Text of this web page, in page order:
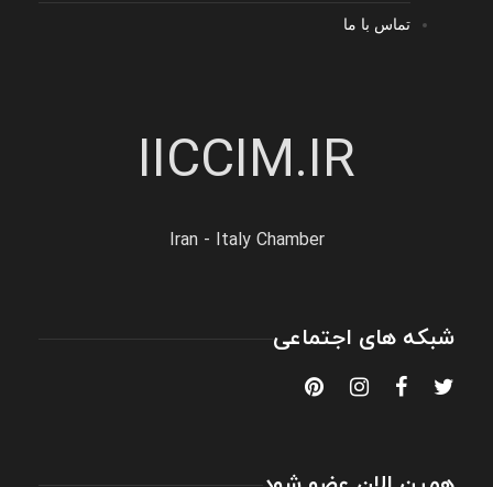
تماس با ما
IICCIM.IR
Iran - Italy Chamber
شبکه های اجتماعی